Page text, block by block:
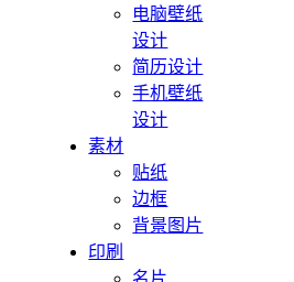
电脑壁纸
设计
简历设计
手机壁纸
设计
素材
贴纸
边框
背景图片
印刷
名片